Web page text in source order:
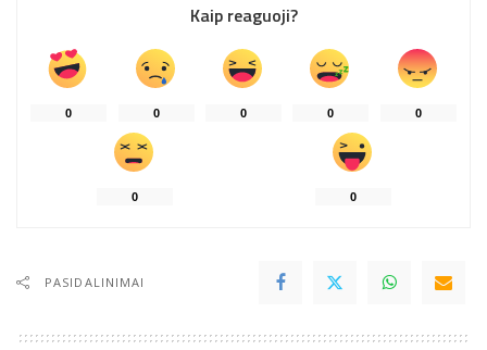
Kaip reaguoji?
0 0 0 0 0
0 0
PASIDALINIMAI